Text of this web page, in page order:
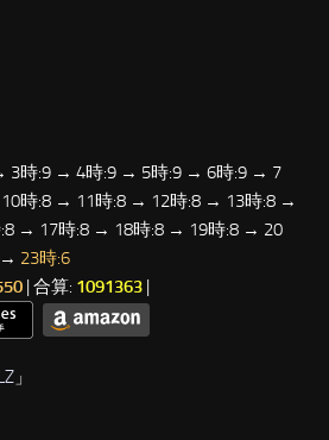
3時:9 → 4時:9 → 5時:9 → 6時:9 → 7
時:8 → 11時:8 → 12時:8 → 13時:8 →
→ 17時:8 → 18時:8 → 19時:8 → 20
23時:6
| 合算: 1091363 |
」